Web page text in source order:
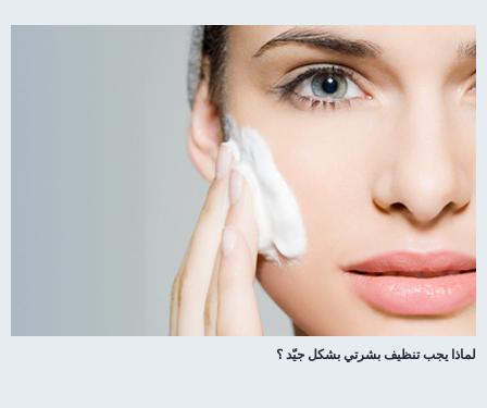
لماذا يجب تنظيف بشرتي بشكل جيّد ؟